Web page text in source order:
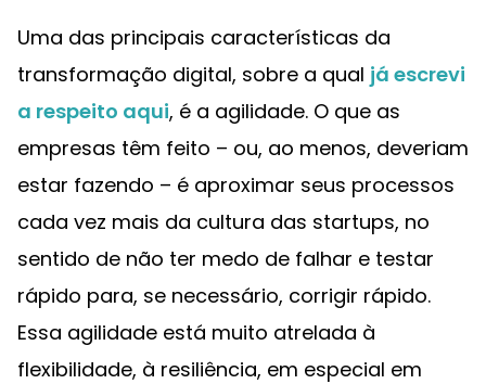
Uma das principais características da
transformação digital, sobre a qual já escrevi
a respeito aqui, é a agilidade. O que as
empresas têm feito – ou, ao menos, deveriam
estar fazendo – é aproximar seus processos
cada vez mais da cultura das startups, no
sentido de não ter medo de falhar e testar
rápido para, se necessário, corrigir rápido.
Essa agilidade está muito atrelada à
flexibilidade, à resiliência, em especial em